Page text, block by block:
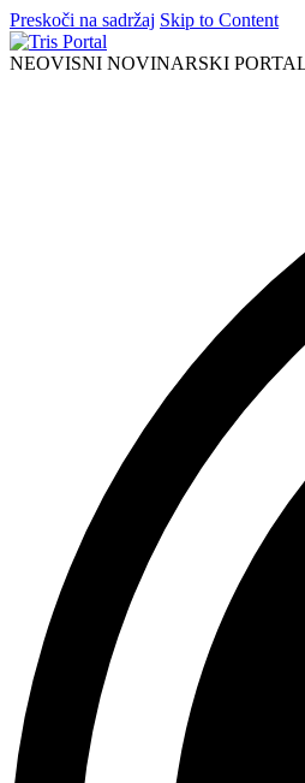
Preskoči na sadržaj Skip to Content
NEOVISNI NOVINARSKI